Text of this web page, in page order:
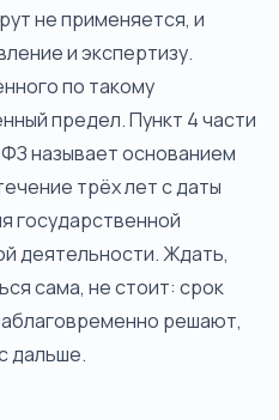
не применяется, и
и экспертизу.
по такому
предел. Пункт 4 части
называет основанием
трёх лет с даты
государственной
деятельности. Ждать,
сама, не стоит: срок
решают,
дальше.